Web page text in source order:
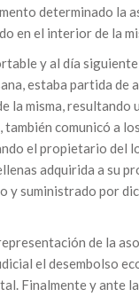
determinado la
en el interior de la
y al día
estaba partida de
la misma,
comunicó a
el propietario del
adquirida a su
suministrado por
de la
el desembolso
Finalmente y ante